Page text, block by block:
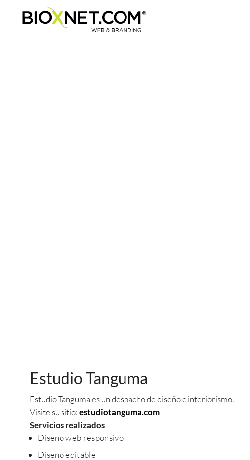
Estudio Tanguma
Estudio Tanguma es un despacho de diseño e interiorismo.
Visite su sitio:estudiotanguma.com
Servicios realizados
Diseño web responsivo
Diseño editable